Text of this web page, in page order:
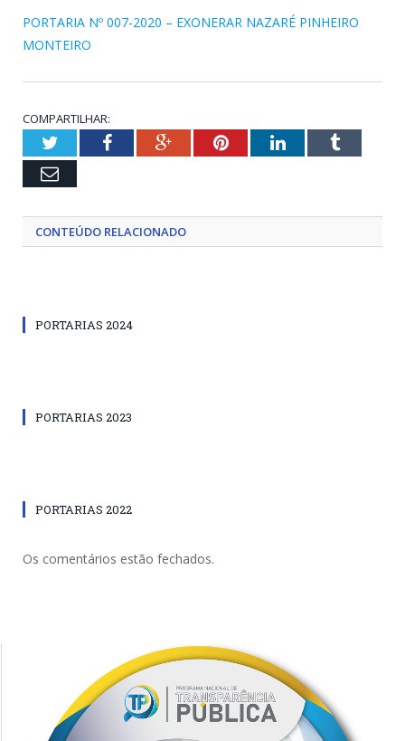
PORTARIA Nº 007-2020 – EXONERAR NAZARÉ PINHEIRO
MONTEIRO
COMPARTILHAR:
TwitterFacebookGoogle+PinterestLinkedInTumblr
Email
CONTEÚDO RELACIONADO
PORTARIAS 2024
PORTARIAS 2023
PORTARIAS 2022
Os comentários estão fechados.